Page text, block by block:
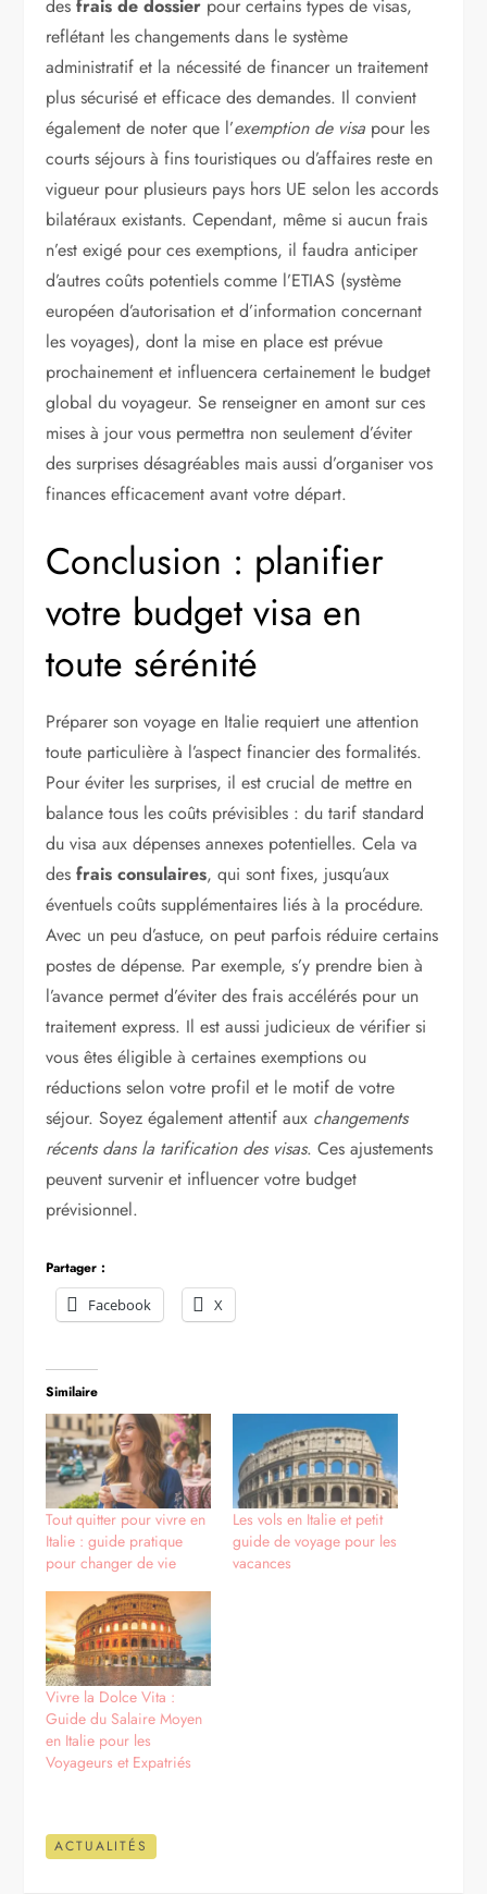
desfrais de dossier pour certains types de visas,
reflétant les changements dans le système
administratif et la nécessité de financer un traitement
plus sécurisé et efficace des demandes. Il convient
également de noter que l’exemption de visa pour les
courts séjours à fins touristiques ou d’affaires reste en
vigueur pour plusieurs pays hors UE selon les accords
bilatéraux existants. Cependant, même si aucun frais
n’est exigé pour ces exemptions, il faudra anticiper
d’autres coûts potentiels comme l’ETIAS (système
européen d’autorisation et d’information concernant
les voyages), dont la mise en place est prévue
prochainement et influencera certainement le budget
global du voyageur. Se renseigner en amont sur ces
mises à jour vous permettra non seulement d’éviter
des surprises désagréables mais aussi d’organiser vos
finances efficacement avant votre départ.
Conclusion : planifier
votre budget visa en
toute sérénité
Préparer son voyage en Italie requiert une attention
toute particulière à l’aspect financier des formalités.
Pour éviter les surprises, il est crucial de mettre en
balance tous les coûts prévisibles : du tarif standard
du visa aux dépenses annexes potentielles. Cela va
desfrais consulaires, qui sont fixes, jusqu’aux
éventuels coûts supplémentaires liés à la procédure.
Avec un peu d’astuce, on peut parfois réduire certains
postes de dépense. Par exemple, s’y prendre bien à
l’avance permet d’éviter des frais accélérés pour un
traitement express. Il est aussi judicieux de vérifier si
vous êtes éligible à certaines exemptions ou
réductions selon votre profil et le motif de votre
séjour. Soyez également attentif aux changements
récents dans la tarification des visas. Ces ajustements
peuvent survenir et influencer votre budget
prévisionnel.
Partager :
Facebook
X
Similaire
Tout quitter pour vivre en
Italie : guide pratique
pour changer de vie
Les vols en Italie et petit
guide de voyage pour les
vacances
Vivre la Dolce Vita :
Guide du Salaire Moyen
en Italie pour les
Voyageurs et Expatriés
ACTUALITÉS